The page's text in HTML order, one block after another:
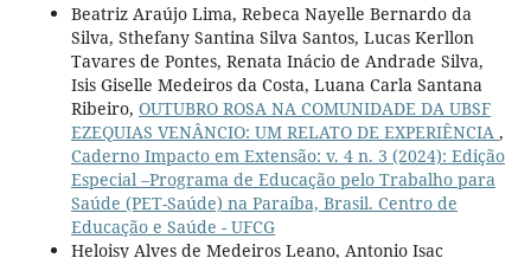
Beatriz Araújo Lima, Rebeca Nayelle Bernardo da
Silva, Sthefany Santina Silva Santos, Lucas Kerllon
Tavares de Pontes, Renata Inácio de Andrade Silva,
Isis Giselle Medeiros da Costa, Luana Carla Santana
Ribeiro, OUTUBRO ROSA NA COMUNIDADE DA UBSF
EZEQUIAS VENÂNCIO: UM RELATO DE EXPERIÊNCIA ,
Caderno Impacto em Extensão: v. 4 n. 3 (2024): Edição
Especial –Programa de Educação pelo Trabalho para
Saúde (PET-Saúde) na Paraíba, Brasil. Centro de
Educação e Saúde - UFCG
Heloisy Alves de Medeiros Leano, Antonio Isac